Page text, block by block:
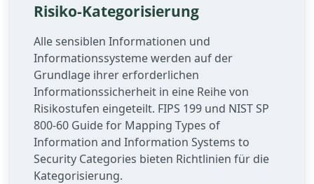
Risiko-Kategorisierung
Alle sensiblen Informationen und
Informationssysteme werden auf der
Grundlage ihrer erforderlichen
Informationssicherheit in eine Reihe von
Risikostufen eingeteilt. FIPS 199 und NIST SP
800-60 Guide for Mapping Types of
Information and Information Systems to
Security Categories bieten Richtlinien für die
Kategorisierung.